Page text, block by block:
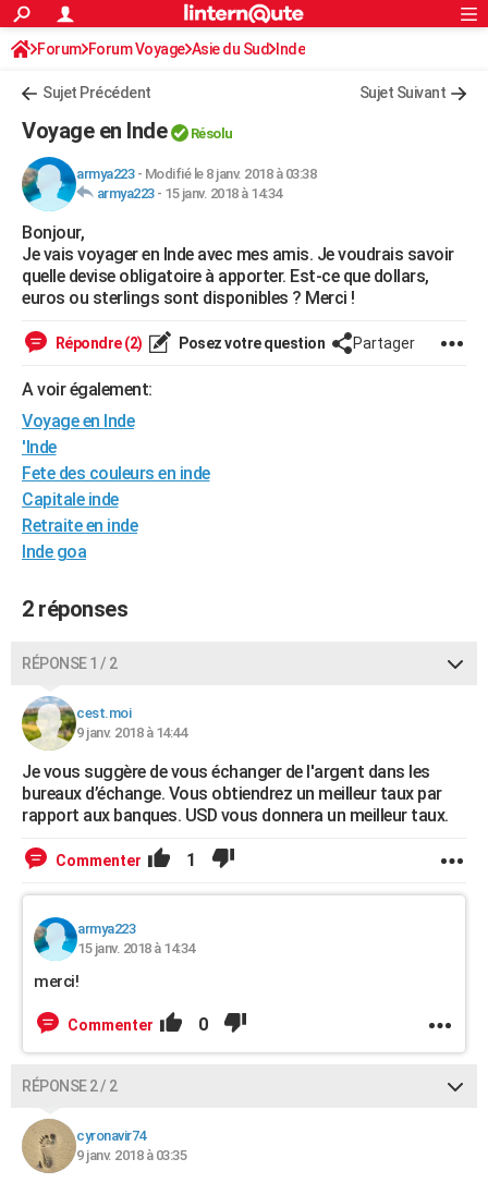
ACTUALITÉS
Politique
Société
Faits Divers
Education
Monde
Villes
+
FINANCE
Retraite
Impôts
Epargne
Immobilier
Risques naturels par ville
Banque
Assurance
Crédit
AUTO
Essais
Réserver un essai
Citadines
Berlines
SUV
Forum auto
+HIGH-TECH
Mobiles
Meilleur smartphone
Internet
Ordinateurs
Jeux vidéo
Guide high-tech
+BRICOLAGE
Forum
Aménagement intérieur
Extérieur
Cuisine
Salle de bains
Jardinage
Rangement
WEEK-END
LIFESTYLE
Art de vivre
Bien-être
Loisirs
Mode
Modes de vie
SANTE
Alimentation
Guide de la santé
Maladies
Médicaments
Sommeil
VOYAGE
Destinations
City break
Voyage nature
Voyage de noces
Forum
Climat
+PHOTO
GUIDES D'ACHAT
BONS PLANS
Dictionnaire
Biographies
Citations
Expressions
Proverbes
PROGRAMME TV
COPAINS D'AVANT
S'inscrire
Se connecter
Lycées
Collèges
Primaires
Universités
Entreprises
Service militaire
Avis de recherche
AVIS DE DÉCÈS
FORUM
S'inscrire
Connexion
Forum Forum Voyage Asie du Sud Inde
Sujet Précédent Sujet Suivant
Voyage en Inde Résolu
armya223- Modifié le 8 janv. 2018 à 03:38
armya223- 15 janv. 2018 à 14:34
Bonjour,
Je vais voyager en Inde avec mes amis. Je voudrais savoir
quelle devise obligatoire à apporter. Est-ce que dollars,
euros ou sterlings sont disponibles ? Merci !
Répondre (2) Posez votre question Partager
A voir également:
Voyage en Inde
'Inde
Fete des couleurs en inde
Capitale inde
Retraite en inde
Inde goa
2 réponses
RÉPONSE 1 / 2
cest.moi
9 janv. 2018 à 14:44
Je vous suggère de vous échanger de l'argent dans les
bureaux d’échange. Vous obtiendrez un meilleur taux par
rapport aux banques. USD vous donnera un meilleur taux.
Commenter 1
armya223
15 janv. 2018 à 14:34
merci!
Commenter 0
RÉPONSE 2 / 2
cyronavir74
9 janv. 2018 à 03:35